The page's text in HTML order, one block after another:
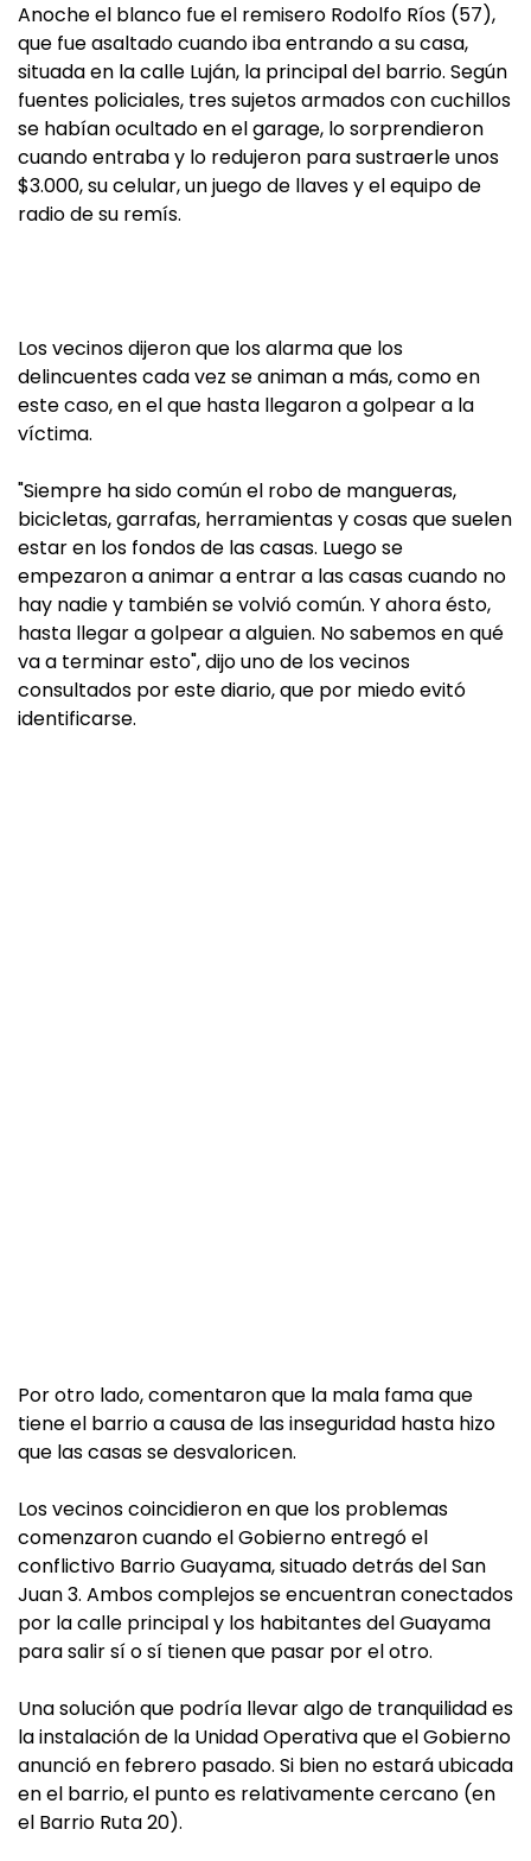
Anoche el blanco fue el remisero Rodolfo Ríos (57),
que fue asaltado cuando iba entrando a su casa,
situada en la calle Luján, la principal del barrio. Según
fuentes policiales, tres sujetos armados con cuchillos
se habían ocultado en el garage, lo sorprendieron
cuando entraba y lo redujeron para sustraerle unos
$3.000, su celular, un juego de llaves y el equipo de
radio de su remís.
Los vecinos dijeron que los alarma que los
delincuentes cada vez se animan a más, como en
este caso, en el que hasta llegaron a golpear a la
víctima.
"Siempre ha sido común el robo de mangueras,
bicicletas, garrafas, herramientas y cosas que suelen
estar en los fondos de las casas. Luego se
empezaron a animar a entrar a las casas cuando no
hay nadie y también se volvió común. Y ahora ésto,
hasta llegar a golpear a alguien. No sabemos en qué
va a terminar esto", dijo uno de los vecinos
consultados por este diario, que por miedo evitó
identificarse.
Por otro lado, comentaron que la mala fama que
tiene el barrio a causa de las inseguridad hasta hizo
que las casas se desvaloricen.
Los vecinos coincidieron en que los problemas
comenzaron cuando el Gobierno entregó el
conflictivo Barrio Guayama, situado detrás del San
Juan 3. Ambos complejos se encuentran conectados
por la calle principal y los habitantes del Guayama
para salir sí o sí tienen que pasar por el otro.
Una solución que podría llevar algo de tranquilidad es
la instalación de la Unidad Operativa que el Gobierno
anunció en febrero pasado. Si bien no estará ubicada
en el barrio, el punto es relativamente cercano (en
el Barrio Ruta 20).